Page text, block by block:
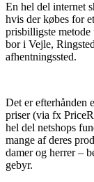
En hel del internet
hvis der købes for
prisbilligste
bor i Vejle,
afhentningssted.
Det er efterhånden
priser (via fx
hel del netshops
mange af deres
damer og herrer –
gebyr.